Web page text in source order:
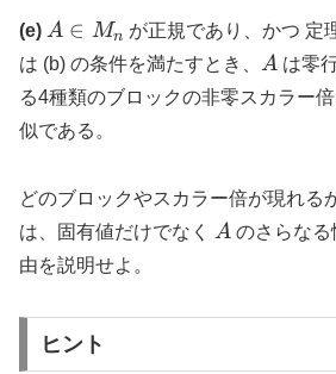
(e) A
\in
M_n
A ∈ Mn が正規であり、かつ 定
は (b) の条件を満たすとき、
A
A は零
る4種類のブロックの非零スカラー
似である。
どのブロックやスカラー倍が現れる
は、固有値だけでなく
A
A のさらな
由を説明せよ。
ヒント